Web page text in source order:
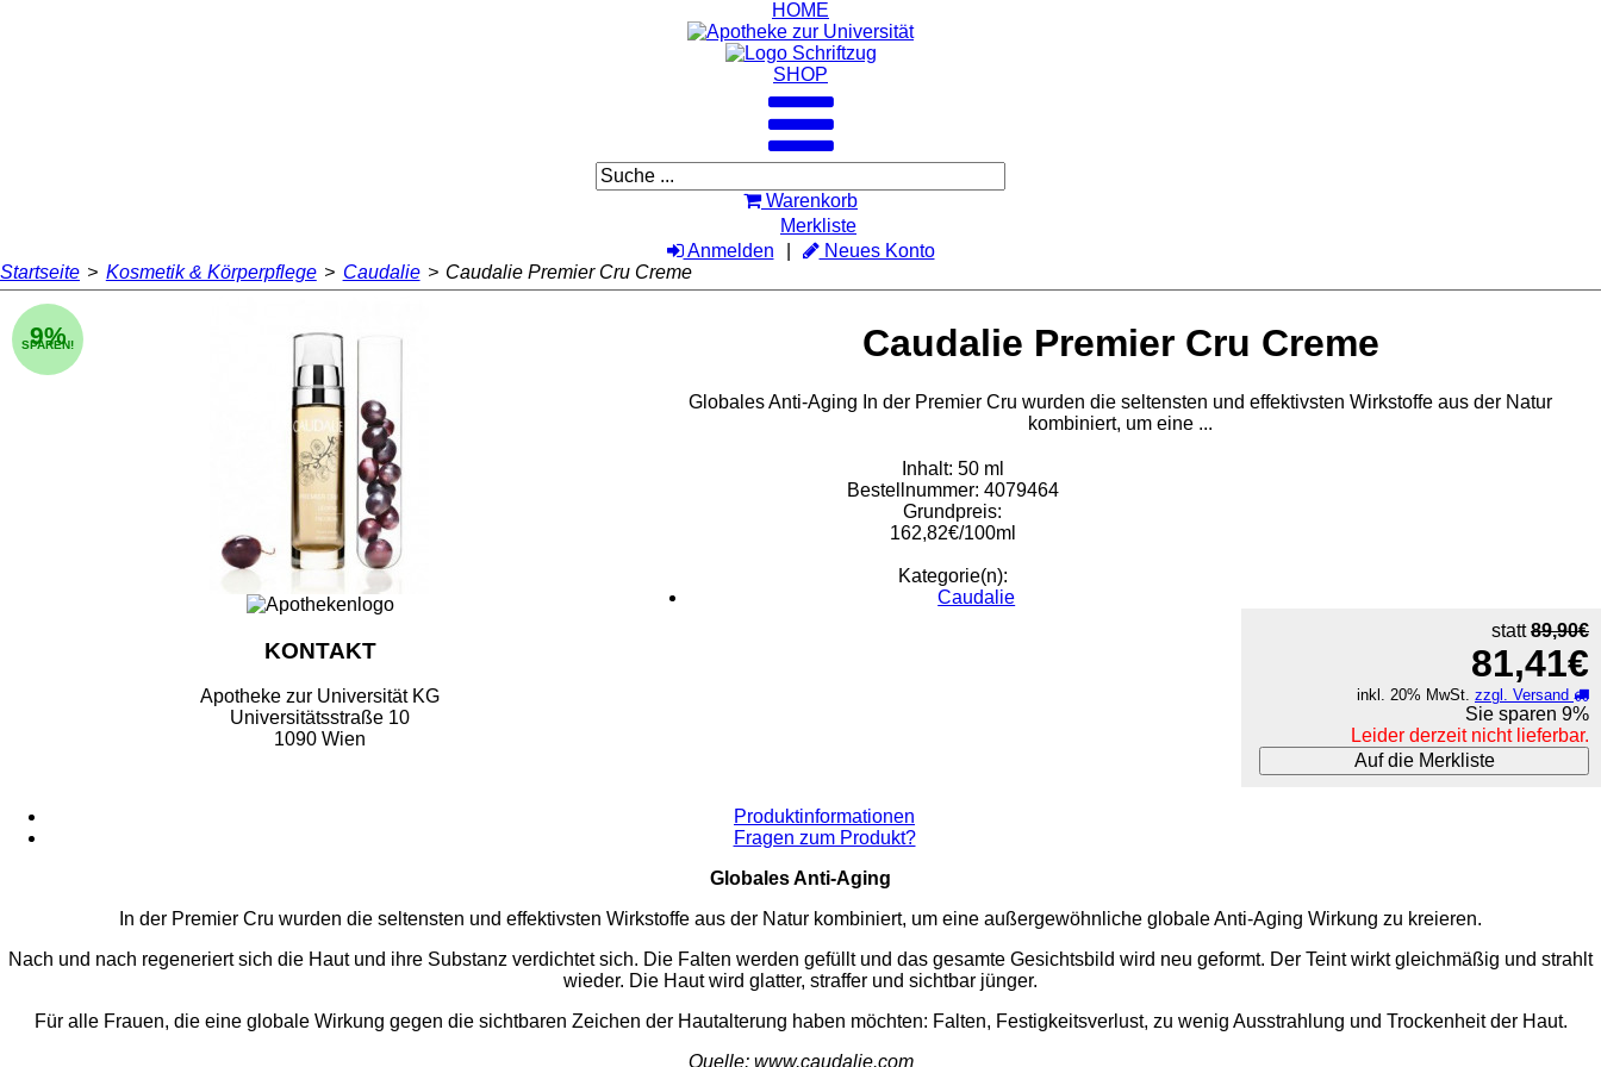
HOME
SHOP
Warenkorb
Merkliste
Anmelden
Neues Konto
Startseite > Kosmetik & Körperpflege > Caudalie > Caudalie Premier Cru Creme
Caudalie Premier Cru Creme
9%
SPAREN!
Globales Anti-Aging In der Premier Cru wurden die seltensten und effektivsten Wirkstoffe aus der Natur
kombiniert, um eine ...
Inhalt: 50 ml
Bestellnummer: 4079464
Grundpreis:
162,82€/100ml
Kategorie(n):
Caudalie
statt89,90€
81,41€
inkl. 20% MwSt. zzgl. Versand
Sie sparen 9%
Leider derzeit nicht lieferbar.
Auf die Merkliste
Produktinformationen
Fragen zum Produkt?
Globales Anti-Aging
In der Premier Cru wurden die seltensten und effektivsten Wirkstoffe aus der Natur kombiniert, um eine außergewöhnliche globale Anti-Aging Wirkung zu kreieren.
Nach und nach regeneriert sich die Haut und ihre Substanz verdichtet sich. Die Falten werden gefüllt und das gesamte Gesichtsbild wird neu geformt. Der Teint wirkt gleichmäßig und strahlt
wieder. Die Haut wird glatter, straffer und sichtbar jünger.
Für alle Frauen, die eine globale Wirkung gegen die sichtbaren Zeichen der Hautalterung haben möchten: Falten, Festigkeitsverlust, zu wenig Ausstrahlung und Trockenheit der Haut.
Quelle: www.caudalie.com
KONTAKT
Apotheke zur Universität KG
Universitätsstraße 10
1090 Wien